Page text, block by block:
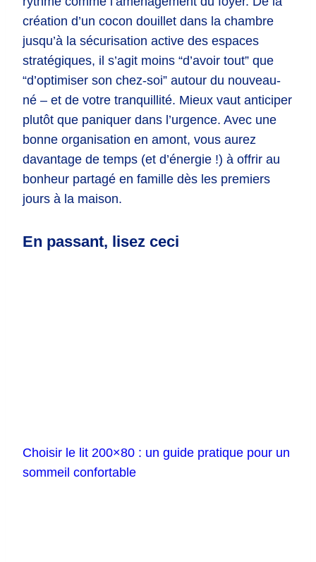
création d’un cocon douillet dans la chambre
jusqu’à la sécurisation active des espaces
stratégiques, il s’agit moins “d’avoir tout” que
“d’optimiser son chez-soi” autour du nouveau-
né – et de votre tranquillité. Mieux vaut anticiper
plutôt que paniquer dans l’urgence. Avec une
bonne organisation en amont, vous aurez
davantage de temps (et d’énergie !) à offrir au
bonheur partagé en famille dès les premiers
jours à la maison.
En passant, lisez ceci
Choisir le lit 200×80 : un guide pratique pour un
sommeil confortable